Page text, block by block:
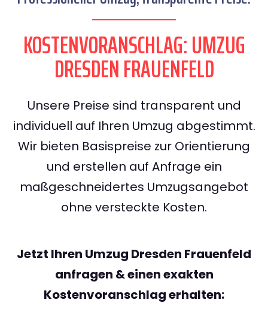
KOSTENVORANSCHLAG: UMZUG
DRESDEN FRAUENFELD
Unsere Preise sind transparent und
individuell auf Ihren Umzug abgestimmt.
Wir bieten Basispreise zur Orientierung
und erstellen auf Anfrage ein
maßgeschneidertes Umzugsangebot
ohne versteckte Kosten.
Jetzt Ihren Umzug Dresden Frauenfeld
anfragen & einen exakten
Kostenvoranschlag erhalten: